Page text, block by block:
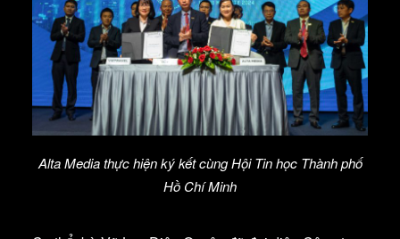
Alta Media thực hiện ký kết cùng Hội Tin học Thành phố
Hồ Chí Minh